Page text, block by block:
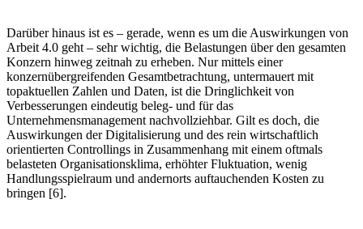
Darüber hinaus ist es – gerade, wenn es um die Auswirkungen von
Arbeit 4.0 geht – sehr wichtig, die Belastungen über den gesamten
Konzern hinweg zeitnah zu erheben. Nur mittels einer
konzernübergreifenden Gesamtbetrachtung, untermauert mit
topaktuellen Zahlen und Daten, ist die Dringlichkeit von
Verbesserungen eindeutig beleg- und für das
Unternehmensmanagement nachvollziehbar. Gilt es doch, die
Auswirkungen der Digitalisierung und des rein wirtschaftlich
orientierten Controllings in Zusammenhang mit einem oftmals
belasteten Organisationsklima, erhöhter Fluktuation, wenig
Handlungsspielraum und andernorts auftauchenden Kosten zu
bringen [6].